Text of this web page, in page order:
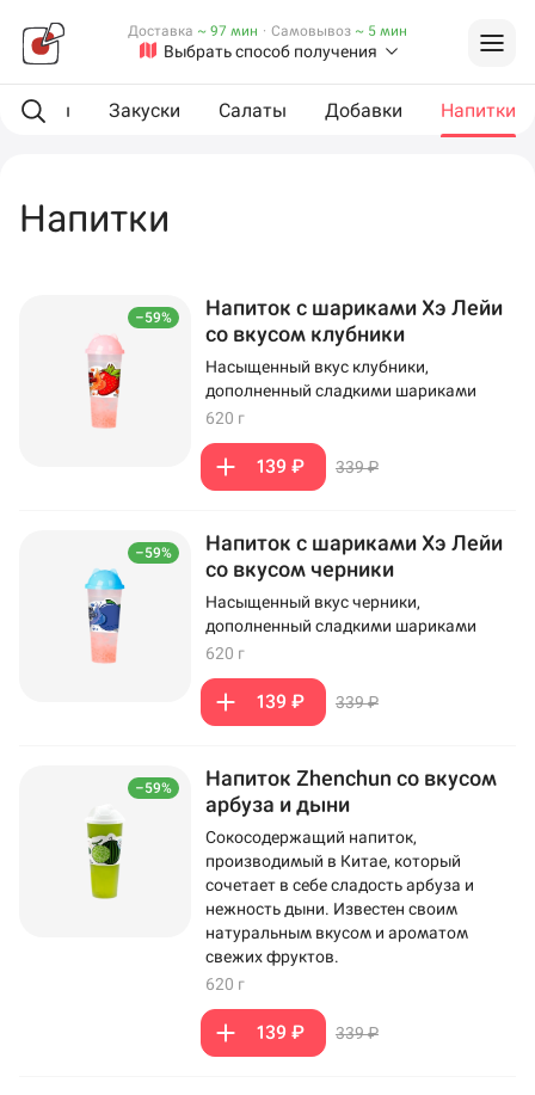
Выбрать способ получения
Доставка ~ 97 мин · Самовывоз ~ 5 мин
роллы Закуски Салаты Добавки Напитки
Напитки
–59%
Напиток с шариками Хэ Лейи
со вкусом клубники
Насыщенный вкус клубники,
дополненный сладкими шариками
620 г
139 ₽ 339 ₽
–59%
Напиток с шариками Хэ Лейи
со вкусом черники
Насыщенный вкус черники,
дополненный сладкими шариками
620 г
139 ₽ 339 ₽
–59%
Напиток Zhenchun со вкусом
арбуза и дыни
Сокосодержащий напиток,
производимый в Китае, который
сочетает в себе сладость арбуза и
нежность дыни. Известен своим
натуральным вкусом и ароматом
свежих фруктов.
620 г
139 ₽ 339 ₽